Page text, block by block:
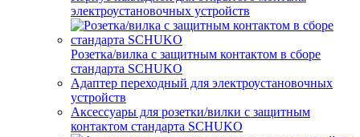
электроустановочных устройств
Розетка/вилка с защитным контактом в сборе
стандарта SCHUKO
Адаптер переходный для электроустановочных
устройств
Аксессуары для розетки/вилки с защитным
контактом стандарта SCHUKO